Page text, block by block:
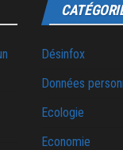
Désinfox
Données
Ecologie
Economie